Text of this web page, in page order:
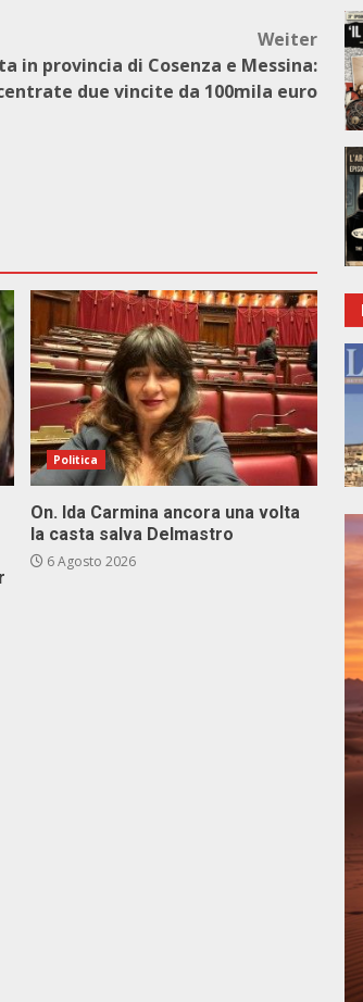
Weiter
in provincia di Cosenza e Messina:
due vincite da 100mila euro
Politica
On. Ida Carmina ancora una volta
la casta salva Delmastro
6 Agosto 2026